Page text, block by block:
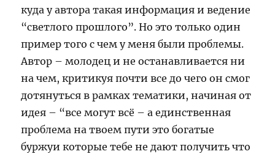
куда у автора такая информация и ведение
“светлого прошлого”. Но это только один
пример того с чем у меня были проблемы.
Автор – молодец и не останавливается ни
на чем, критикуя почти все до чего он смог
дотянуться в рамках тематики, начиная от
идея – “все могут всё – а единственная
проблема на твоем пути это богатые
буржуи которые тебе не дают получить что